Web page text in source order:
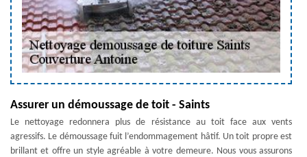
Assurer un démoussage de toit - Saints
Le nettoyage redonnera plus de résistance au toit face aux vents
agressifs. Le démoussage fuit l’endommagement hâtif. Un toit propre est
brillant et offre un style agréable à votre demeure. Nous vous assurons